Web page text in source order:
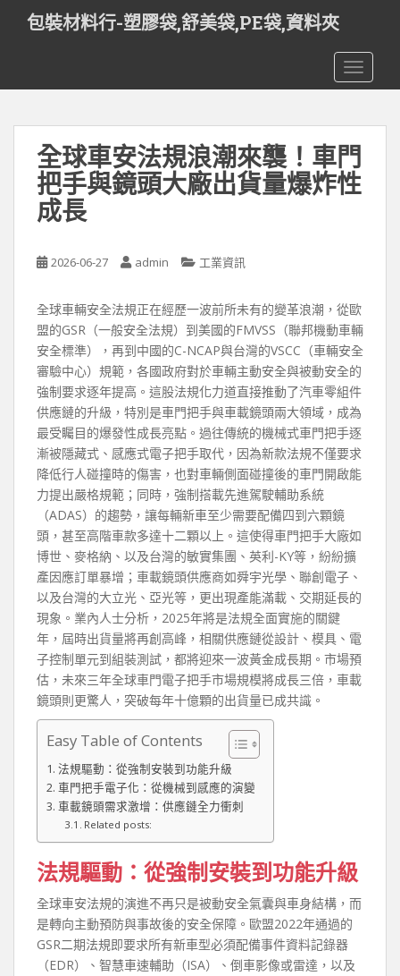
t
包裝材料行-塑膠袋,舒美袋,PE袋,資料夾
全球車安法規浪潮來襲！車門
把手與鏡頭大廠出貨量爆炸性
成長
2026-06-27 admin 工業資訊
全球車輛安全法規正在經歷一波前所未有的變革浪潮，從歐
盟的GSR（一般安全法規）到美國的FMVSS（聯邦機動車輛
安全標準），再到中國的C-NCAP與台灣的VSCC（車輛安全
審驗中心）規範，各國政府對於車輛主動安全與被動安全的
強制要求逐年提高。這股法規化力道直接推動了汽車零組件
供應鏈的升級，特別是車門把手與車載鏡頭兩大領域，成為
最受矚目的爆發性成長亮點。過往傳統的機械式車門把手逐
漸被隱藏式、感應式電子把手取代，因為新款法規不僅要求
降低行人碰撞時的傷害，也對車輛側面碰撞後的車門開啟能
力提出嚴格規範；同時，強制搭載先進駕駛輔助系統
（ADAS）的趨勢，讓每輛新車至少需要配備四到六顆鏡
頭，甚至高階車款多達十二顆以上。這使得車門把手大廠如
博世、麥格納、以及台灣的敏實集團、英利-KY等，紛紛擴
產因應訂單暴增；車載鏡頭供應商如舜宇光學、聯創電子、
以及台灣的大立光、亞光等，更出現產能滿載、交期延長的
現象。業內人士分析，2025年將是法規全面實施的關鍵
年，屆時出貨量將再創高峰，相關供應鏈從設計、模具、電
子控制單元到組裝測試，都將迎來一波黃金成長期。市場預
估，未來三年全球車門電子把手市場規模將成長三倍，車載
鏡頭則更驚人，突破每年十億顆的出貨量已成共識。
Easy Table of Contents
法規驅動：從強制安裝到功能升級
車門把手電子化：從機械到感應的演變
車載鏡頭需求激增：供應鏈全力衝刺
Related posts:
法規驅動：從強制安裝到功能升級
全球車安法規的演進不再只是被動安全氣囊與車身結構，而
是轉向主動預防與事故後的安全保障。歐盟2022年通過的
GSR二期法規即要求所有新車型必須配備事件資料記錄器
（EDR）、智慧車速輔助（ISA）、倒車影像或雷達，以及